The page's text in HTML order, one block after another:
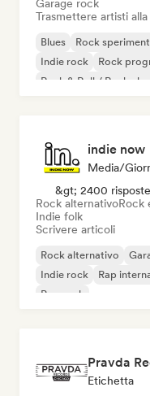
Garage rock
Trasmettere artisti
Blues Rock
Indie rock
Rock
Rock & Roll / Rock
indie now
Media/
&gt; 2400
Rock alternativoRock
Indie folk
Scrivere articoli
Rock alternativo
Indie rock
Rap
Pop rock
Pravda
Etichetta